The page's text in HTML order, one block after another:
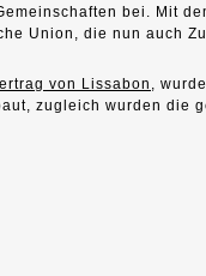
bei. Mit
Union, die nun auch
von Lissabon ,
zugleich wurden die